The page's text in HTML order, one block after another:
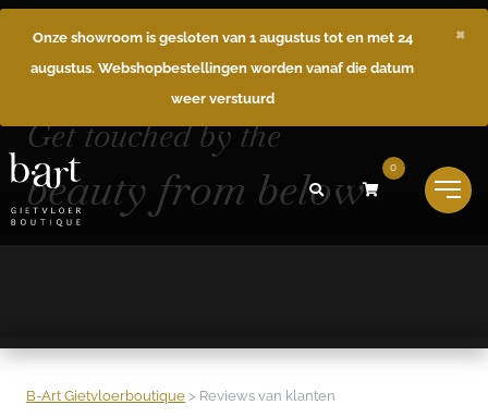
Onze showroom is gesloten van 1 augustus tot en met 24
augustus. Webshopbestellingen worden vanaf die datum
weer verstuurd
×
0
Get touched by the
beauty from below
B-Art Gietvloerboutique > Reviews van klanten